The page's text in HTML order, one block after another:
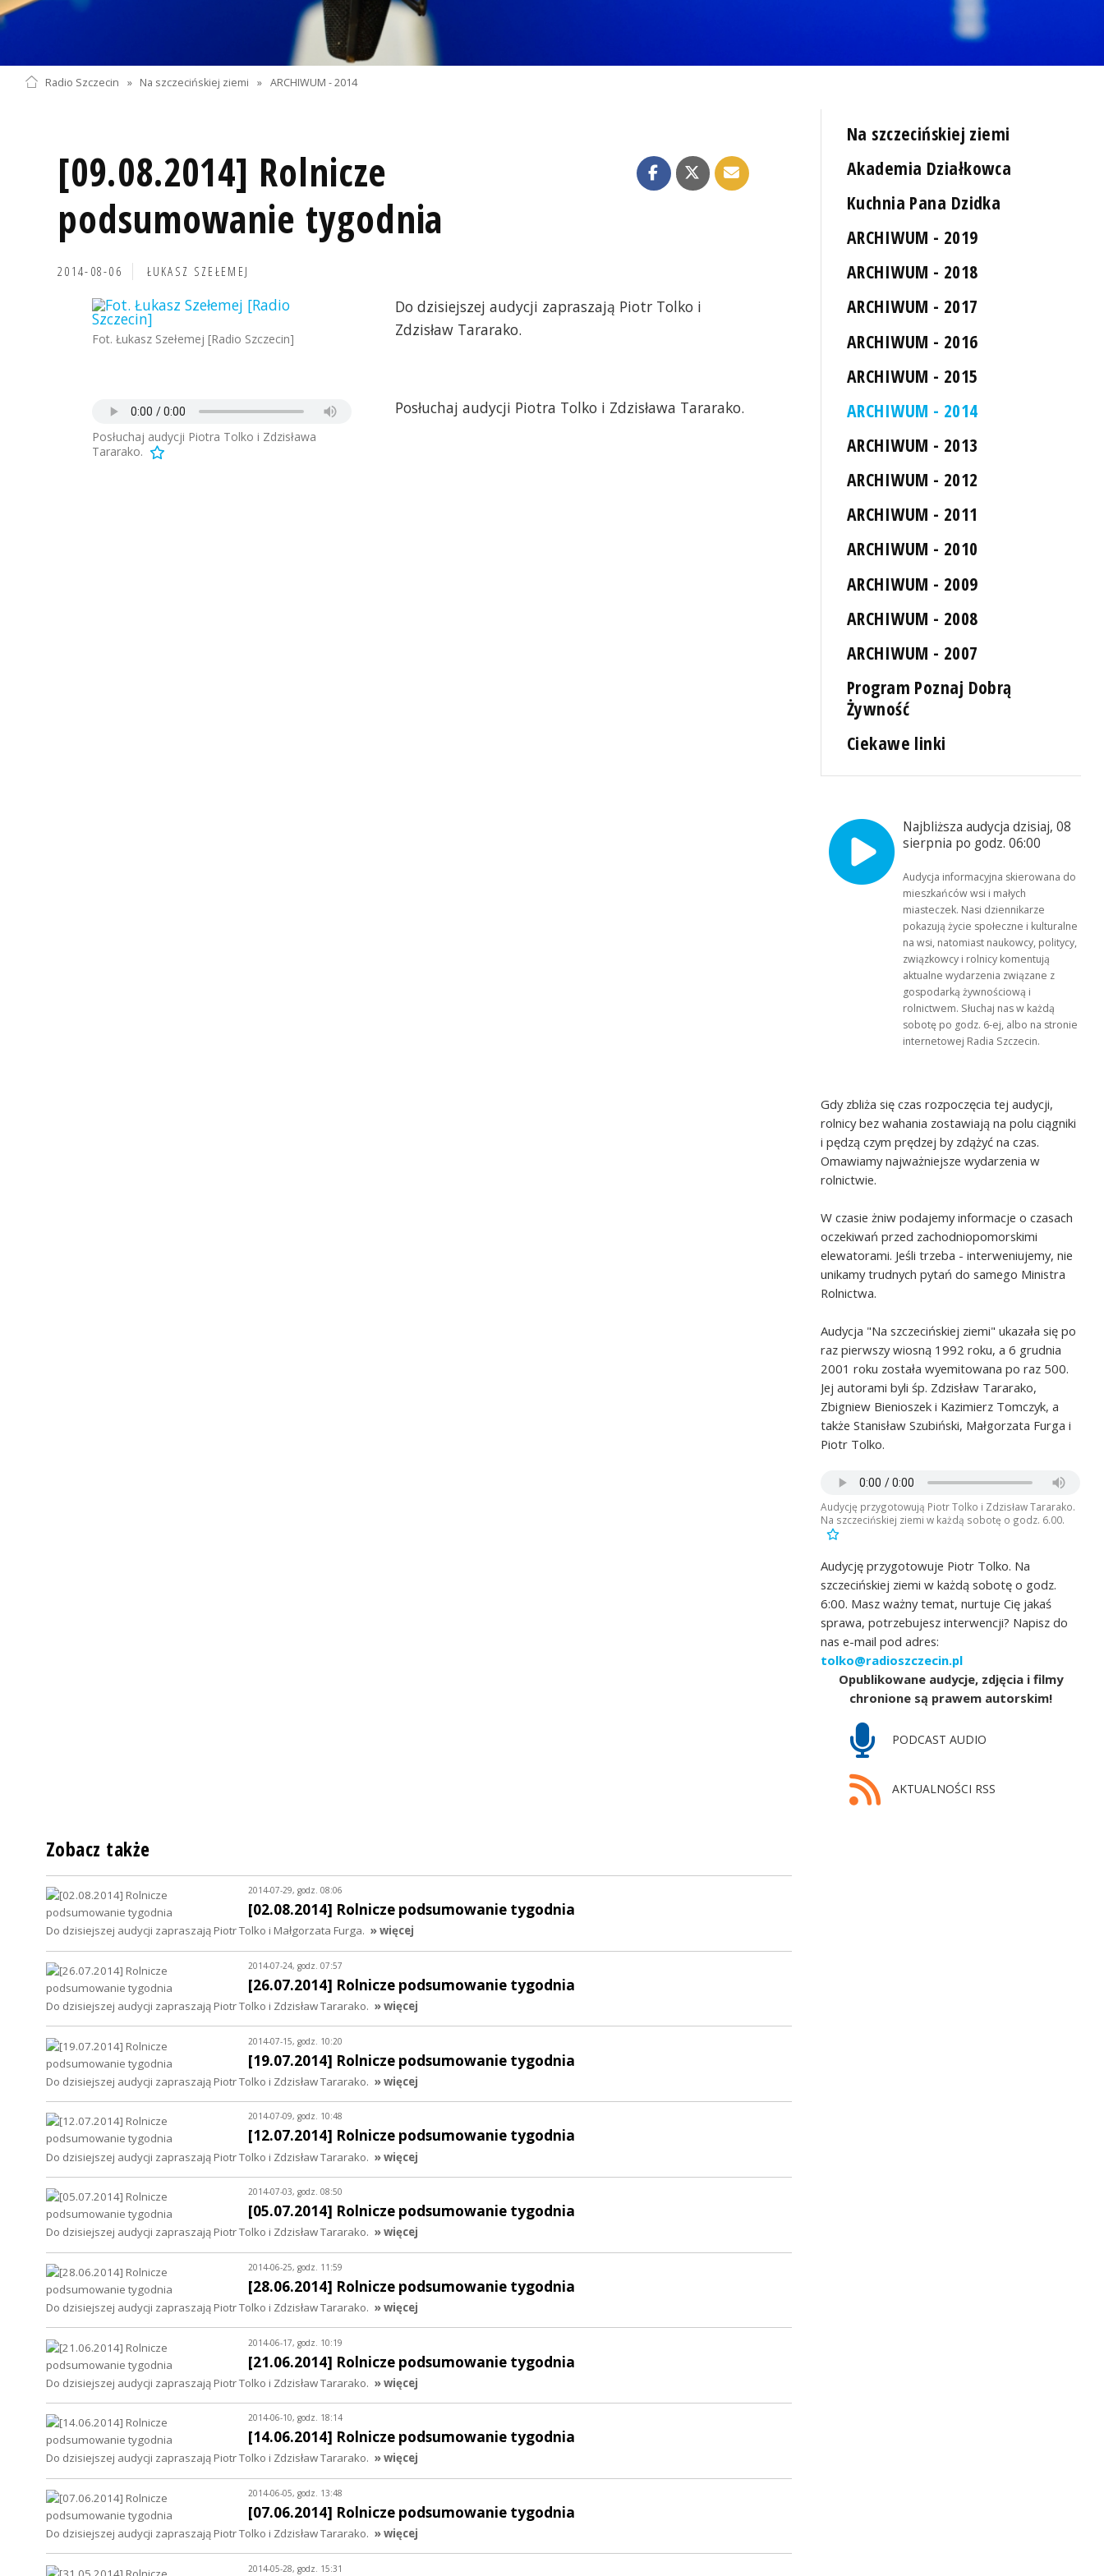
Radio Szczecin » Na szczecińskiej ziemi » ARCHIWUM - 2014
[09.08.2014] Rolnicze
podsumowanie tygodnia
2014-08-06 ŁUKASZ SZEŁEMEJ
Fot. Łukasz Szełemej [Radio Szczecin]
Do dzisiejszej audycji zapraszają Piotr Tolko i
Zdzisław Tararako.
Posłuchaj audycji Piotra Tolko i Zdzisława
Tararako.
Posłuchaj audycji Piotra Tolko i Zdzisława Tararako.
Na szczecińskiej ziemi
Akademia Działkowca
Kuchnia Pana Dzidka
ARCHIWUM - 2019
ARCHIWUM - 2018
ARCHIWUM - 2017
ARCHIWUM - 2016
ARCHIWUM - 2015
ARCHIWUM - 2014
ARCHIWUM - 2013
ARCHIWUM - 2012
ARCHIWUM - 2011
ARCHIWUM - 2010
ARCHIWUM - 2009
ARCHIWUM - 2008
ARCHIWUM - 2007
Program Poznaj Dobrą
Żywność
Ciekawe linki
Najbliższa audycja dzisiaj, 08
sierpnia po godz. 06:00
Audycja informacyjna skierowana do
mieszkańców wsi i małych
miasteczek. Nasi dziennikarze
pokazują życie społeczne i kulturalne
na wsi, natomiast naukowcy, politycy,
związkowcy i rolnicy komentują
aktualne wydarzenia związane z
gospodarką żywnościową i
rolnictwem. Słuchaj nas w każdą
sobotę po godz. 6-ej, albo na stronie
internetowej Radia Szczecin.
Gdy zbliża się czas rozpoczęcia tej audycji,
rolnicy bez wahania zostawiają na polu ciągniki
i pędzą czym prędzej by zdążyć na czas.
Omawiamy najważniejsze wydarzenia w
rolnictwie.
W czasie żniw podajemy informacje o czasach
oczekiwań przed zachodniopomorskimi
elewatorami. Jeśli trzeba - interweniujemy, nie
unikamy trudnych pytań do samego Ministra
Rolnictwa.
Audycja "Na szczecińskiej ziemi" ukazała się po
raz pierwszy wiosną 1992 roku, a 6 grudnia
2001 roku została wyemitowana po raz 500.
Jej autorami byli śp. Zdzisław Tararako,
Zbigniew Bienioszek i Kazimierz Tomczyk, a
także Stanisław Szubiński, Małgorzata Furga i
Piotr Tolko.
Audycję przygotowują Piotr Tolko i Zdzisław Tararako.
Na szczecińskiej ziemi w każdą sobotę o godz. 6.00.
Audycję przygotowuje Piotr Tolko. Na
szczecińskiej ziemi w każdą sobotę o godz.
6:00. Masz ważny temat, nurtuje Cię jakaś
sprawa, potrzebujesz interwencji? Napisz do
nas e-mail pod adres:
tolko@radioszczecin.pl
Opublikowane audycje, zdjęcia i filmy
chronione są prawem autorskim!
PODCAST AUDIO
AKTUALNOŚCI RSS
Zobacz także
2014-07-29, godz. 08:06
[02.08.2014] Rolnicze podsumowanie tygodnia
Do dzisiejszej audycji zapraszają Piotr Tolko i Małgorzata Furga. » więcej
2014-07-24, godz. 07:57
[26.07.2014] Rolnicze podsumowanie tygodnia
Do dzisiejszej audycji zapraszają Piotr Tolko i Zdzisław Tararako. » więcej
2014-07-15, godz. 10:20
[19.07.2014] Rolnicze podsumowanie tygodnia
Do dzisiejszej audycji zapraszają Piotr Tolko i Zdzisław Tararako. » więcej
2014-07-09, godz. 10:48
[12.07.2014] Rolnicze podsumowanie tygodnia
Do dzisiejszej audycji zapraszają Piotr Tolko i Zdzisław Tararako. » więcej
2014-07-03, godz. 08:50
[05.07.2014] Rolnicze podsumowanie tygodnia
Do dzisiejszej audycji zapraszają Piotr Tolko i Zdzisław Tararako. » więcej
2014-06-25, godz. 11:59
[28.06.2014] Rolnicze podsumowanie tygodnia
Do dzisiejszej audycji zapraszają Piotr Tolko i Zdzisław Tararako. » więcej
2014-06-17, godz. 10:19
[21.06.2014] Rolnicze podsumowanie tygodnia
Do dzisiejszej audycji zapraszają Piotr Tolko i Zdzisław Tararako. » więcej
2014-06-10, godz. 18:14
[14.06.2014] Rolnicze podsumowanie tygodnia
Do dzisiejszej audycji zapraszają Piotr Tolko i Zdzisław Tararako. » więcej
2014-06-05, godz. 13:48
[07.06.2014] Rolnicze podsumowanie tygodnia
Do dzisiejszej audycji zapraszają Piotr Tolko i Zdzisław Tararako. » więcej
2014-05-28, godz. 15:31